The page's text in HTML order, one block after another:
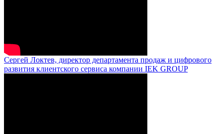
Сергей Локтев, директор департамента продаж и цифрового
развития клиентского сервиса компании IEK GROUP